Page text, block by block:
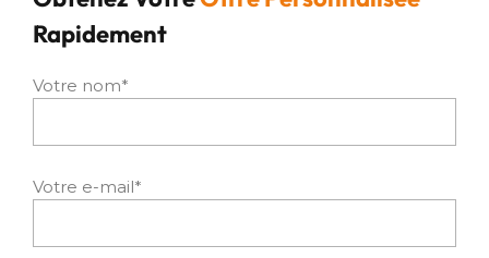
Rapidement
Votre nom*
Votre e-mail*